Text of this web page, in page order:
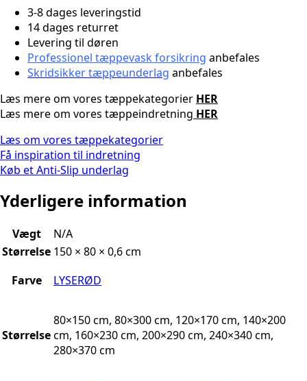
3-8 dages leveringstid
14 dages returret
Levering til døren
Professionel tæppevask forsikring anbefales
Skridsikker tæppeunderlag anbefales
Læs mere om vores tæppekategorier HER
Læs mere om vores tæppeindretning HER
Læs om vores tæppekategorier
Få inspiration til indretning
Køb et Anti-Slip underlag
Yderligere information
Vægt
N/A
Størrelse 150 × 80 × 0,6 cm
Farve
LYSERØD
Størrelse
80×150 cm, 80×300 cm, 120×170 cm, 140×200
cm, 160×230 cm, 200×290 cm, 240×340 cm,
280×370 cm